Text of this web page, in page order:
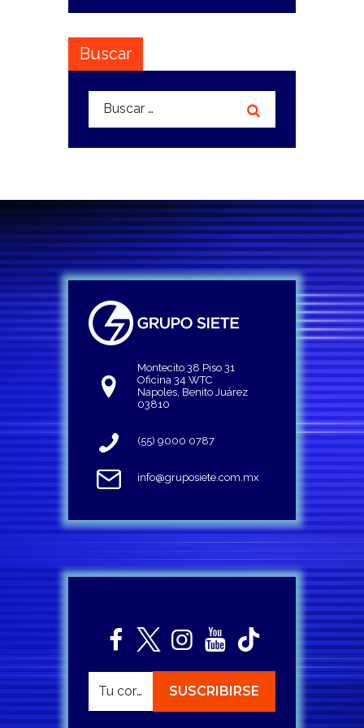
Buscar
Buscar:
Montecito 38 Piso 31
Oficina 34 WTC
Napoles, Benito Juárez
03810
(55) 9000 0787
info@gruposiete.com.mx